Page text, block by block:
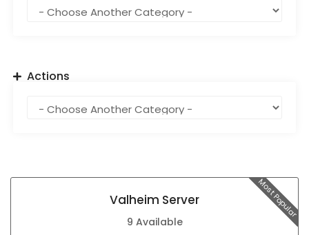
Actions
Most Popular
Valheim Server
9 Available